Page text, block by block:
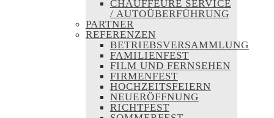
CHAUFFEURE SERVICE
/ AUTOÜBERFÜHRUNG
PARTNER
REFERENZEN
BETRIEBSVERSAMMLUNG
FAMILIENFEST
FILM UND FERNSEHEN
FIRMENFEST
HOCHZEITSFEIERN
NEUERÖFFNUNG
RICHTFEST